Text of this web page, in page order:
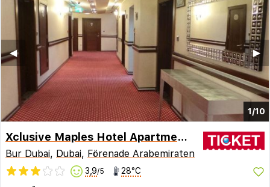
1/10
▶︎
◀︎
Xclusive Maples Hotel Apartments
Bur Dubai, Dubai, Förenade Arabemiraten
3,9/5 28°C